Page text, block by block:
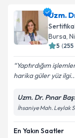
Uzm.
Bursa,
5 (255
Yaptırdığım
harika güler yüz
Uzm. Dr. Pınar
İhsaniye Mah. Leylak
En Yakın Saatler